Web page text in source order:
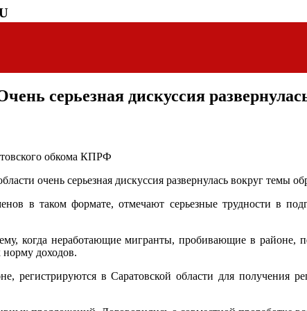
серьезная дискуссия
обкома КПРФ
очень серьезная дискуссия развернулась вокруг темы
в таком формате, отмечают серьезные трудности в
когда неработающие мигранты, пробивающие в районе,
доходов.
в Саратовской области для получения